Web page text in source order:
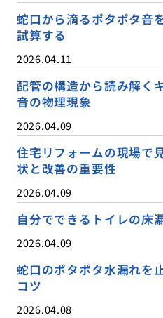
蛇口から滴るポタポタ音
試算する
2026.04.11
配管の構造から読み解く
音の物理現象
2026.04.09
住宅リフォームの現場で
状と改善の重要性
2026.04.09
自分でできるトイレの床
2026.04.09
蛇口のポタポタ水漏れを
コツ
2026.04.08